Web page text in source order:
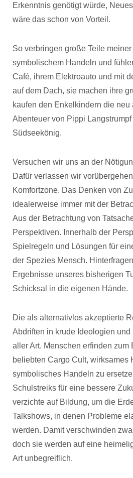
Erkenntnis genötigt würde,
wäre das schon von Vorteil.
So verbringen große Teile
symbolischem Handeln und
Café, ihrem Elektroauto und mit
auf dem Dach, sie machen ihre
kaufen den Enkelkindern die neu
Abenteuer von Pippi
Südseekönig.
Versuchen wir uns an der
Dafür verlassen wir
Komfortzone. Das Denken von
idealerweise immer mit der
Aus der Betrachtung von
Perspektiven. Innerhalb der
Spielregeln und Lösungen für
der Spezies Mensch.
Ergebnisse unseres bisherigen
Schicksal in die eigenen Hände.
Die als alternativlos akzeptierte
Abdriften in krude Ideologien
aller Art. Menschen erfinden zum
beliebten Cargo Cult, wirksames
symbolisches Handeln zu
Schulstreiks für eine bessere
verzichte auf Bildung, um die
Talkshows, in denen Probleme
werden. Damit verschwinden
doch sie werden auf eine
Art unbegreiflich.